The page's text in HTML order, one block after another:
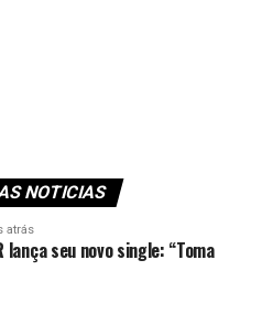
NOTICIAS
atrás
lança seu novo single: “Toma